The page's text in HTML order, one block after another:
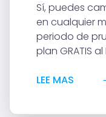
Sí, puedes
en cualquier
periodo de
plan GRATIS al
LEE MAS